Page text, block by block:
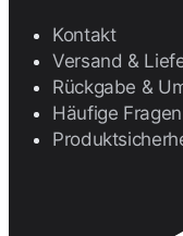
Kontakt
Versand &
Rückgabe &
Häufige Fragen